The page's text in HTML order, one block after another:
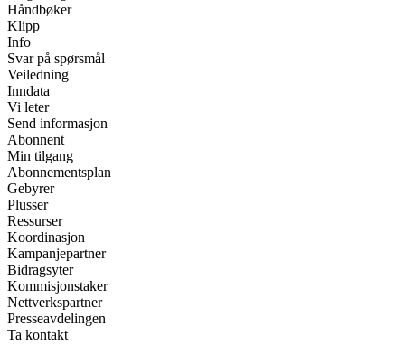
Håndbøker
Klipp
Info
Svar på spørsmål
Veiledning
Inndata
Vi leter
Send informasjon
Abonnent
Min tilgang
Abonnementsplan
Gebyrer
Plusser
Ressurser
Koordinasjon
Kampanjepartner
Bidragsyter
Kommisjonstaker
Nettverkspartner
Presseavdelingen
Ta kontakt